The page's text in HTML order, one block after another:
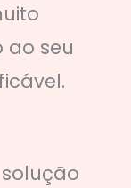
ao seu